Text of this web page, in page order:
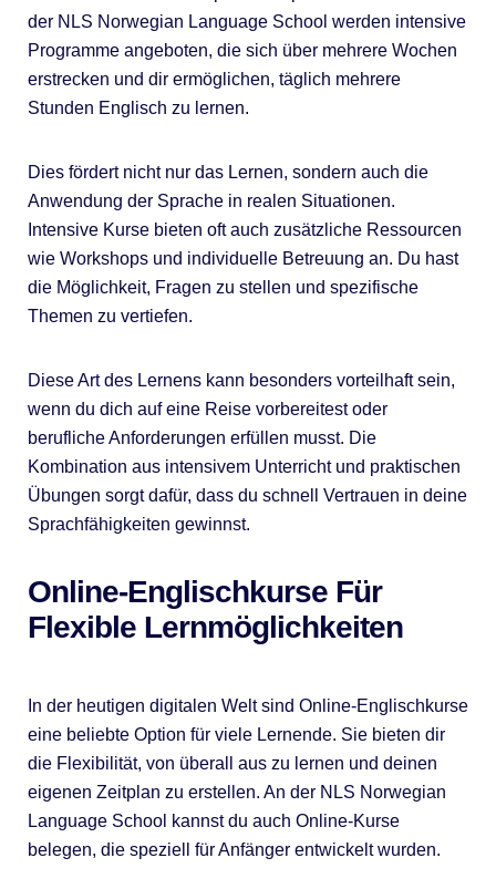
der NLS Norwegian Language School werden intensive
Programme angeboten, die sich über mehrere Wochen
erstrecken und dir ermöglichen, täglich mehrere
Stunden Englisch zu lernen.
Dies fördert nicht nur das Lernen, sondern auch die
Anwendung der Sprache in realen Situationen.
Intensive Kurse bieten oft auch zusätzliche Ressourcen
wie Workshops und individuelle Betreuung an. Du hast
die Möglichkeit, Fragen zu stellen und spezifische
Themen zu vertiefen.
Diese Art des Lernens kann besonders vorteilhaft sein,
wenn du dich auf eine Reise vorbereitest oder
berufliche Anforderungen erfüllen musst. Die
Kombination aus intensivem Unterricht und praktischen
Übungen sorgt dafür, dass du schnell Vertrauen in deine
Sprachfähigkeiten gewinnst.
Online-Englischkurse Für
Flexible Lernmöglichkeiten
In der heutigen digitalen Welt sind Online-Englischkurse
eine beliebte Option für viele Lernende. Sie bieten dir
die Flexibilität, von überall aus zu lernen und deinen
eigenen Zeitplan zu erstellen. An der NLS Norwegian
Language School kannst du auch Online-Kurse
belegen, die speziell für Anfänger entwickelt wurden.